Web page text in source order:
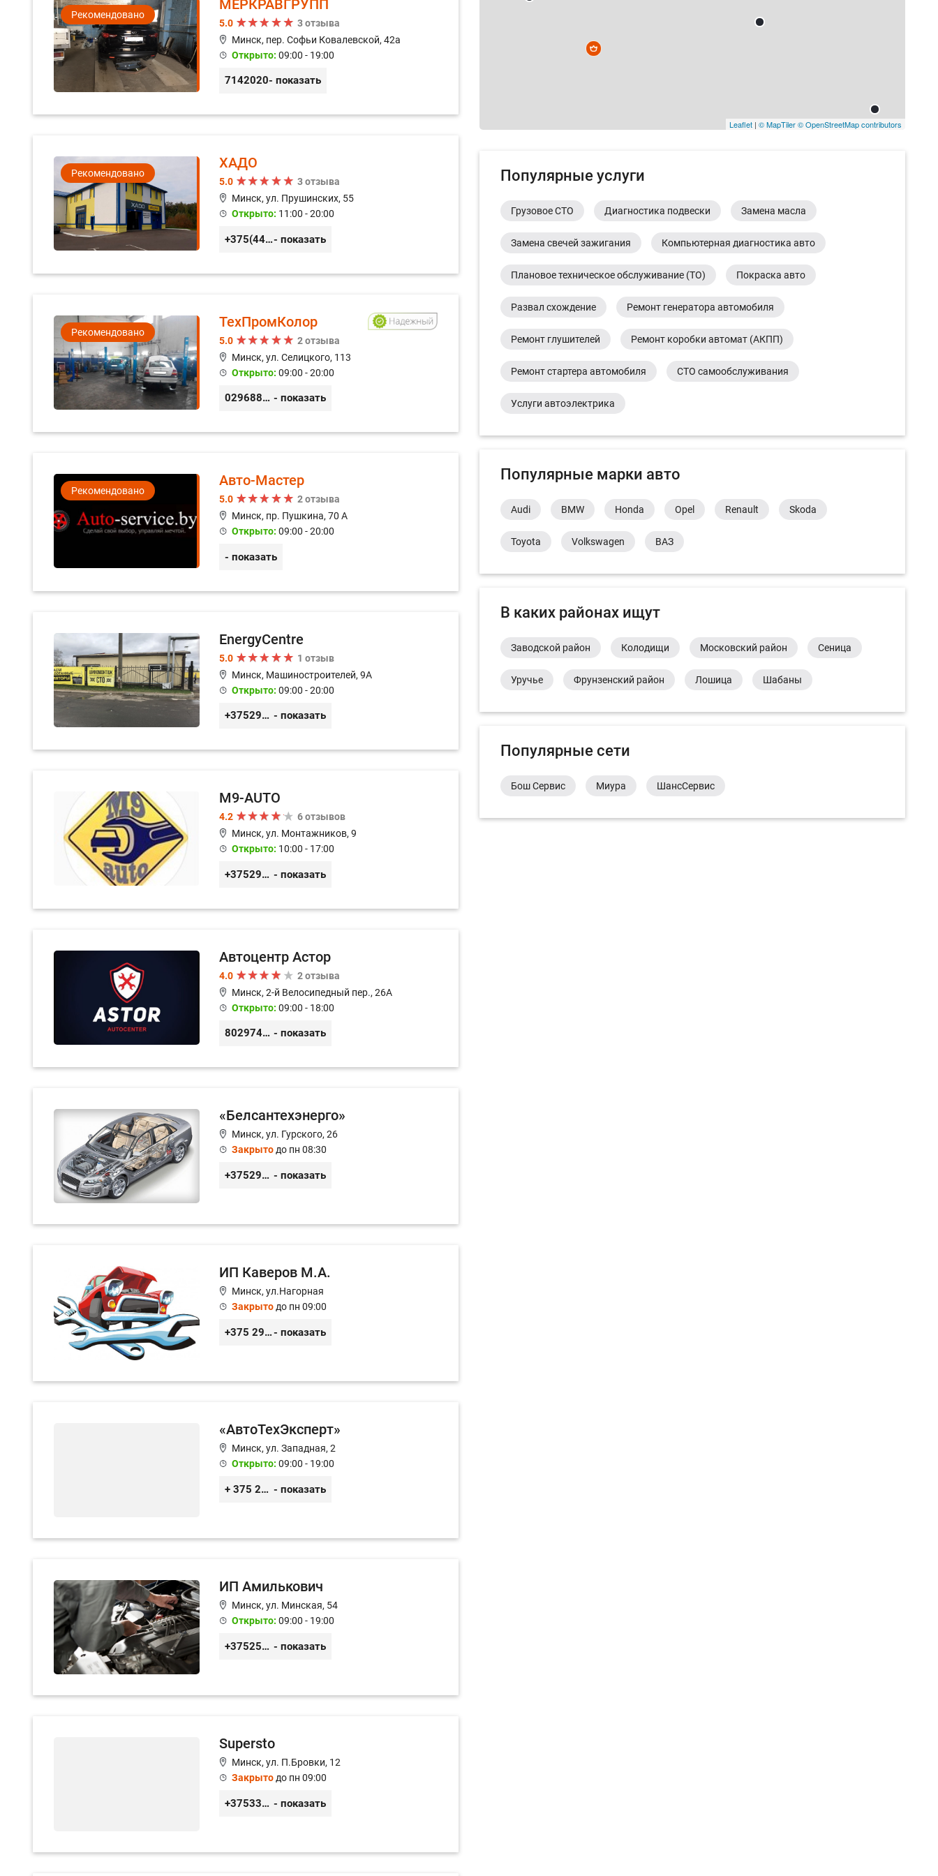
Рекомендовано
МЕРКРАВГРУПП
5.0
3 отзыва
Минск, пер. Софьи Ковалевской, 42а
Открыто: 09:00 - 19:00
7142020- показать
Рекомендовано
ХАДО
5.0
3 отзыва
Минск, ул. Прушинских, 55
Открыто: 11:00 - 20:00
+375(44) 559-27-77- показать
Рекомендовано
ТехПромКолор
5.0
2 отзыва
Минск, ул. Селицкого, 113
Открыто: 09:00 - 20:00
0296889898 - показать
Рекомендовано
Авто-Мастер
5.0
2 отзыва
Минск, пр. Пушкина, 70 А
Открыто: 09:00 - 20:00
- показать
EnergyCentre
5.0
1 отзыв
Минск, Машиностроителей, 9A
Открыто: 09:00 - 20:00
+375293857117 - показать
M9-AUTO
4.2
6 отзывов
Минск, ул. Монтажников, 9
Открыто: 10:00 - 17:00
+375299395764 - показать
Автоцентр Астор
4.0
2 отзыва
Минск, 2-й Велосипедный пер., 26А
Открыто: 09:00 - 18:00
80297417788 - показать
«Белсантехэнерго»
Минск, ул. Гурского, 26
Закрытодо пн 08:30
+375296434622 - показать
ИП Каверов М.А.
Минск, ул.Нагорная
Закрытодо пн 09:00
+375 29 656 49 92- показать
«АвтоТехЭксперт»
Минск, ул. Западная, 2
Открыто: 09:00 - 19:00
+ 375 29 350 47 46 - показать
ИП Амилькович
Минск, ул. Минская, 54
Открыто: 09:00 - 19:00
+375255355764 - показать
Supersto
Минск, ул. П.Бровки, 12
Закрытодо пн 09:00
+375336260568, +375296050568 - показать
Leaflet | © MapTiler© OpenStreetMap contributors
Популярные услуги
Грузовое СТО Диагностика подвески Замена масла
Замена свечей зажигания Компьютерная диагностика авто
Плановое техническое обслуживание (ТО) Покраска авто
Развал схождение Ремонт генератора автомобиля
Ремонт глушителей Ремонт коробки автомат (АКПП)
Ремонт стартера автомобиля СТО самообслуживания
Услуги автоэлектрика
Популярные марки авто
Audi BMW Honda Opel Renault Skoda
Toyota Volkswagen ВАЗ
В каких районах ищут
Заводской район Колодищи Московский район Сеница
Уручье Фрунзенский район Лошица Шабаны
Популярные сети
Бош Сервис Миура ШансСервис